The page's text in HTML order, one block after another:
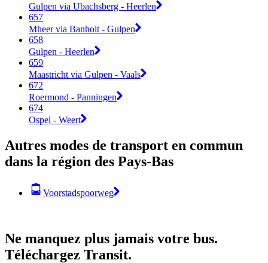
Gulpen via Ubachsberg - Heerlen
657
Mheer via Banholt - Gulpen
658
Gulpen - Heerlen
659
Maastricht via Gulpen - Vaals
672
Roermond - Panningen
674
Ospel - Weert
Autres modes de transport en commun
dans la région des Pays-Bas
Voorstadspoorweg
Ne manquez plus jamais votre bus.
Téléchargez Transit.